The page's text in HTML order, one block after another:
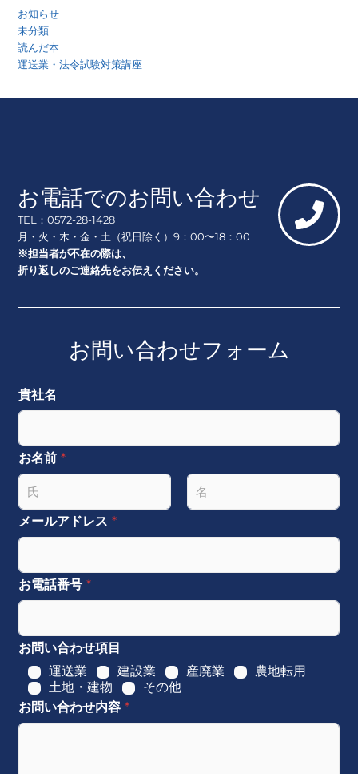
お知らせ
未分類
読んだ本
運送業・法令試験対策講座
お電話でのお問い合わせ
TEL：0572-28-1428
月・火・木・金・土（祝日除く）9：00〜18：00
※担当者が不在の際は、
折り返しのご連絡先をお伝えください。
お問い合わせフォーム
貴社名
お名前*
名
メールアドレス*
お電話番号*
お問い合わせ項目
運送業
建設業 産廃業
農地転用
土地・建物
その他
お問い合わせ内容*